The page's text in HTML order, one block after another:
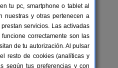
tu pc, smartphone o tablet al
nuestras y otras pertenecen a
servicios. Las activadas
correctamente son las
de tu autorización. Al pulsar
resto de cookies (analíticas y
según tus preferencias y con